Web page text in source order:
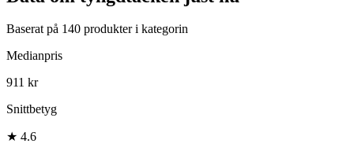
Baserat på 140 produkter i kategorin
Medianpris
911 kr
Snittbetyg
★ 4.6